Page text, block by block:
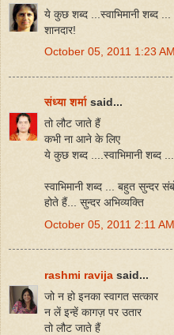
ये कुछ शब्द ...स्वाभिमानी शब्द ...
शानदार!
October 05, 2011 1:23 AM
संध्या शर्मा said...
तो लौट जाते हैं
कभी ना आने के लिए
ये कुछ शब्द ....स्वाभिमानी शब्द
स्वाभिमानी शब्द ... बहुत सुन्दर
होते हैं... सुन्दर अभिव्यक्ति
October 05, 2011 2:11 AM
rashmi ravija said...
जो न हो इनका स्वागत सत्कार
न लें इन्हें कागज़ पर उतार
तो लौट जाते हैं